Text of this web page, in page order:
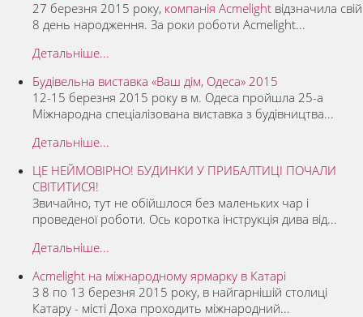
27 березня 2015 року, компанія Acmelight відзначила свій
8 день народження. За роки роботи Acmelight...
Детальніше...
Будівельна виставка «Ваш дім, Одеса» 2015
12-15 березня 2015 року в м. Одеса пройшла 25-а
Міжнародна спеціалізована виставка з будівництва...
Детальніше...
ЦЕ НЕЙМОВІРНО! БУДИНКИ У ПРИБАЛТИЦІ ПОЧАЛИ
СВІТИТИСЯ!
Звичайно, тут не обійшлося без маленьких чар і
проведеної роботи. Ось коротка інструкція дива від...
Детальніше...
Acmelight на міжнародному ярмарку в Катарі
З 8 по 13 березня 2015 року, в найгарнішій столиці
Катару - місті Доха проходить міжнародний...